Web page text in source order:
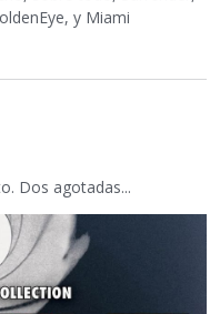
y Miami
Dos agotadas...